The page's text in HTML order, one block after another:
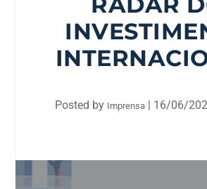
Posted by Imprensa | 16/06/